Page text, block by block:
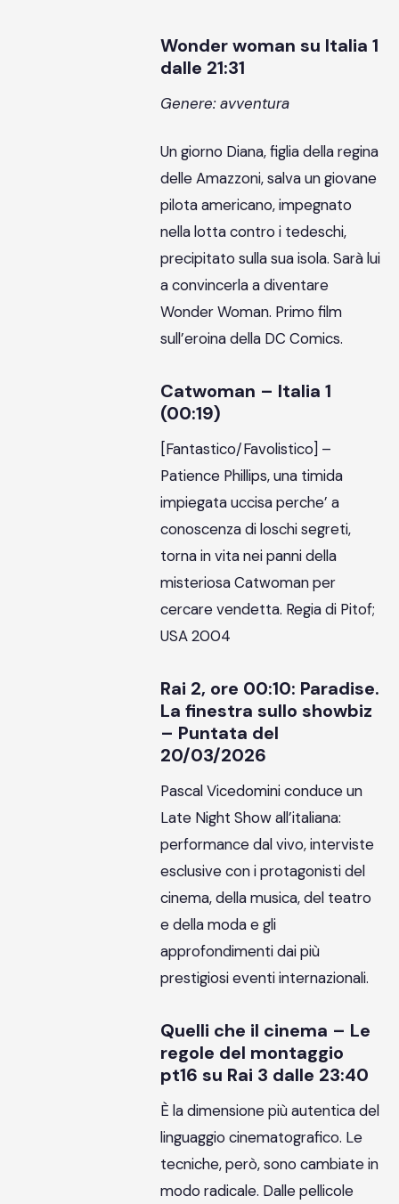
Wonder woman su Italia 1
dalle 21:31
Genere: avventura
Un giorno Diana, figlia della regina
delle Amazzoni, salva un giovane
pilota americano, impegnato
nella lotta contro i tedeschi,
precipitato sulla sua isola. Sarà lui
a convincerla a diventare
Wonder Woman. Primo film
sull’eroina della DC Comics.
Catwoman – Italia 1
(00:19)
[Fantastico/Favolistico] –
Patience Phillips, una timida
impiegata uccisa perche’ a
conoscenza di loschi segreti,
torna in vita nei panni della
misteriosa Catwoman per
cercare vendetta. Regia di Pitof;
USA 2004
Rai 2, ore 00:10: Paradise.
La finestra sullo showbiz
– Puntata del
20/03/2026
Pascal Vicedomini conduce un
Late Night Show all’italiana:
performance dal vivo, interviste
esclusive con i protagonisti del
cinema, della musica, del teatro
e della moda e gli
approfondimenti dai più
prestigiosi eventi internazionali.
Quelli che il cinema – Le
regole del montaggio
pt16 su Rai 3 dalle 23:40
È la dimensione più autentica del
linguaggio cinematografico. Le
tecniche, però, sono cambiate in
modo radicale. Dalle pellicole